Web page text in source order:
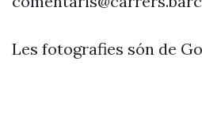
Les fotografies són de